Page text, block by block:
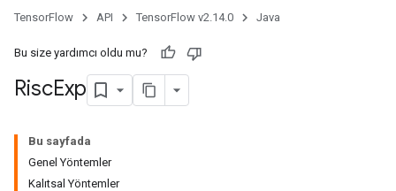
TensorFlow API TensorFlow v2.14.0 Java
Bu size yardımcı oldu mu?
RiscExp
Bu sayfada
Genel Yöntemler
Kalıtsal Yöntemler